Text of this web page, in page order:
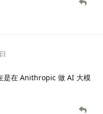
是在 Anithropic 做 AI 大模